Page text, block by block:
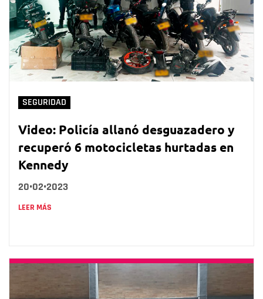
SEGURIDAD
Video: Policía allanó desguazadero y
recuperó 6 motocicletas hurtadas en
Kennedy
20•02•2023
LEER MÁS